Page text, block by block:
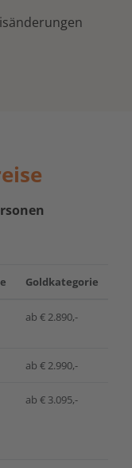
Goldkategorie
ab € 2.890,-
ab € 2.990,-
ab € 3.095,-